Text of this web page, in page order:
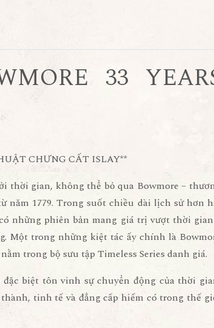
33
CHƯNG CẤT ISLAY**
thời gian, không thể bỏ qua Bowmore –
1779. Trong suốt chiều dài lịch sử hơn
những phiên bản mang giá trị vượt thời
Một trong những kiệt tác ấy chính là
trong bộ sưu tập Timeless Series danh giá.
biệt tôn vinh sự chuyển động của thời
tinh tế và đẳng cấp hiếm có trong thế